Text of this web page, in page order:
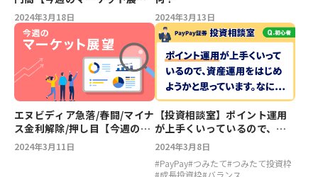
望】
2024年3月18日 2024年3月13日
エヌビディア急落/春闘/マイナ
ス金利解除/押し目【今週のマ
ーケット展望】
2024年3月11日
【投資相談室】ポイント運用
が上手くいっているので、資
産運用をはじめようかと思っ
ています。なにか注意点はあ
りますか？
2024年3月8日
#PayPay#つみたて#つみたて投資枠